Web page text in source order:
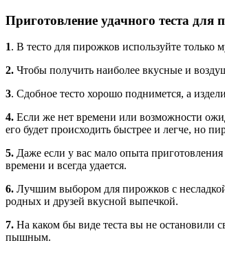
Приготовление удачного теста для
1. В тесто для пирожков используйте только
2. Чтобы получить наиболее вкусные и
3. Сдобное тесто хорошо поднимется, а
4. Если же нет времени или возможности
его будет происходить быстрее и легче, но
5. Даже если у вас мало опыта
времени и всегда удается.
6. Лучшим выбором для пирожков с несладкой
родных и друзей вкусной выпечкой.
7. На каком бы виде теста вы не остановили
пышным.